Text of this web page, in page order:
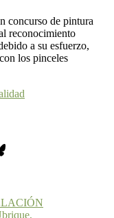
concurso de pintura
reconocimiento
a su esfuerzo,
los pinceles